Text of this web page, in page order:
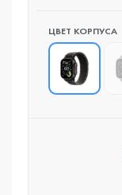
ЦВЕТ КОРПУСА